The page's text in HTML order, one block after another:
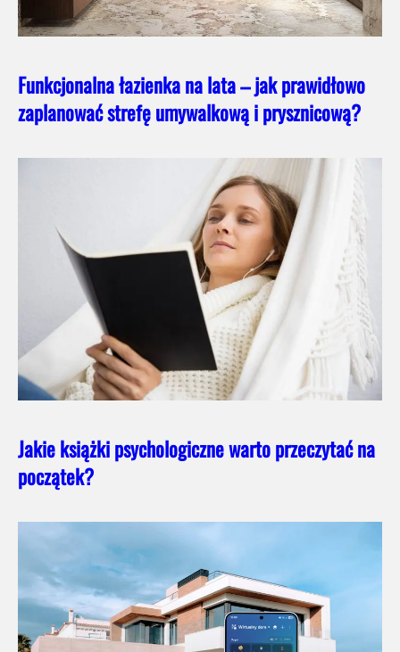
Funkcjonalna łazienka na lata – jak prawidłowo
zaplanować strefę umywalkową i prysznicową?
Jakie książki psychologiczne warto przeczytać na
początek?